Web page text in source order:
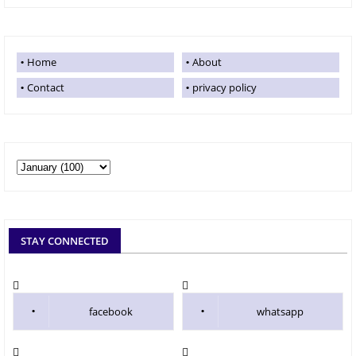
Home
About
Contact
privacy policy
STAY CONNECTED
facebook whatsapp